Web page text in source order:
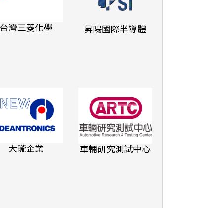
台灣三菱化學 昇陽國際半導體
大瓏企業 車輛研究測試中心